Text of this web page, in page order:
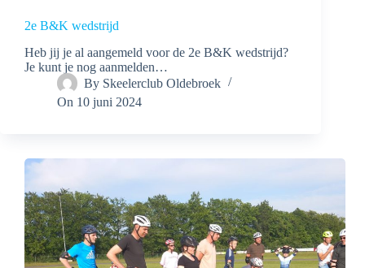
2e B&K wedstrijd
Heb jij je al aangemeld voor de 2e B&K wedstrijd?
Je kunt je nog aanmelden…
By Skeelerclub Oldebroek
On 10 juni 2024